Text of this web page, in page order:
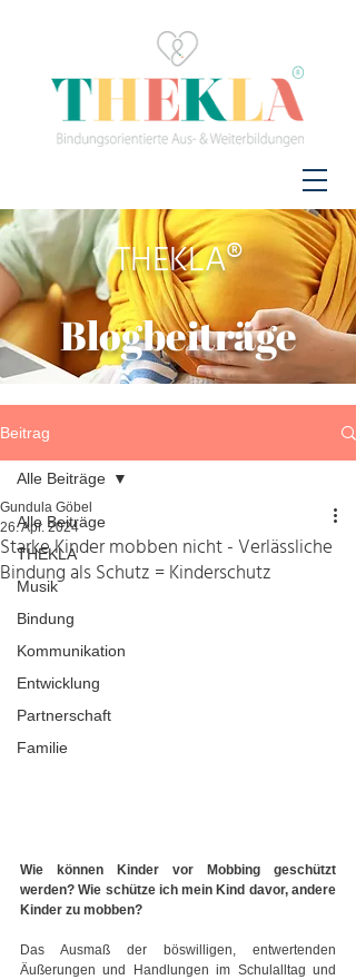
THEKLA®
Blogbeiträge
Beitrag
Alle Beiträge
THEKLA
Musik
Bindung
Kommunikation
Entwicklung
Partnerschaft
Familie
Alle Beiträge
Starke Kinder mobben nicht - Verlässliche
Bindung als Schutz = Kinderschutz
Gundula Göbel
26. Apr. 2024
Wie können Kinder vor Mobbing geschützt
werden? Wie schütze ich mein Kind davor, andere
Kinder zu mobben?
Das Ausmaß der böswilligen, entwertenden
Äußerungen und Handlungen im Schulalltag und